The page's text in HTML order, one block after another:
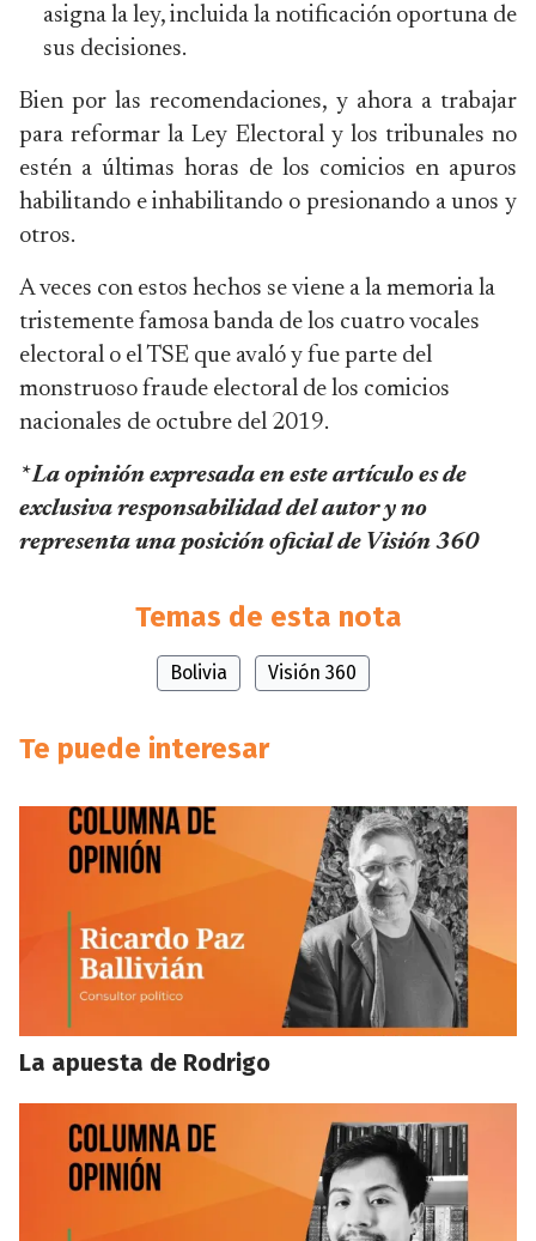
asigna la ley, incluida la notificación oportuna de
sus decisiones.
Bien por las recomendaciones, y ahora a trabajar
para reformar la Ley Electoral y los tribunales no
estén a últimas horas de los comicios en apuros
habilitando e inhabilitando o presionando a unos y
otros.
A veces con estos hechos se viene a la memoria la
tristemente famosa banda de los cuatro vocales
electoral o el TSE que avaló y fue parte del
monstruoso fraude electoral de los comicios
nacionales de octubre del 2019.
* La opinión expresada en este artículo es de
exclusiva responsabilidad del autor y no
representa una posición oficial de Visión 360
Temas de esta nota
Bolivia Visión 360
Te puede interesar
La apuesta de Rodrigo